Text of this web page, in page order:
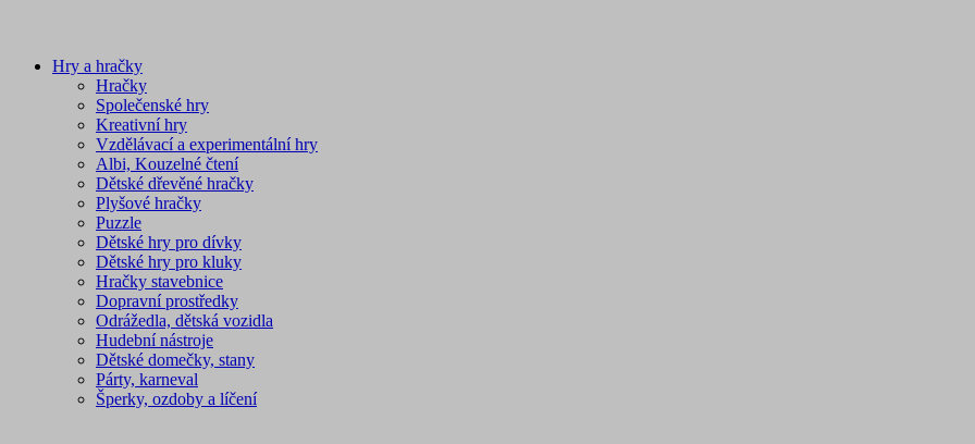
Hry a hračky
Hračky
Společenské hry
Kreativní hry
Vzdělávací a experimentální hry
Albi, Kouzelné čtení
Dětské dřevěné hračky
Plyšové hračky
Puzzle
Dětské hry pro dívky
Dětské hry pro kluky
Hračky stavebnice
Dopravní prostředky
Odrážedla, dětská vozidla
Hudební nástroje
Dětské domečky, stany
Párty, karneval
Šperky, ozdoby a líčení